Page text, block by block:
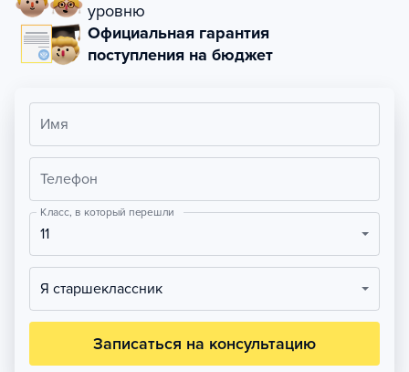
уровню
Официальная гарантия
поступления на бюджет
Имя
Телефон
Класс, в который перешли
11
Я старшеклассник
Записаться на консультацию